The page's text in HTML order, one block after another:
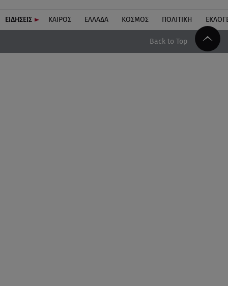
ΕΙΔΗΣΕΙΣ ΚΑΙΡΟΣ ΕΛΛΑΔΑ ΚΟΣΜΟΣ ΠΟΛΙΤΙΚΗ
Back to Top